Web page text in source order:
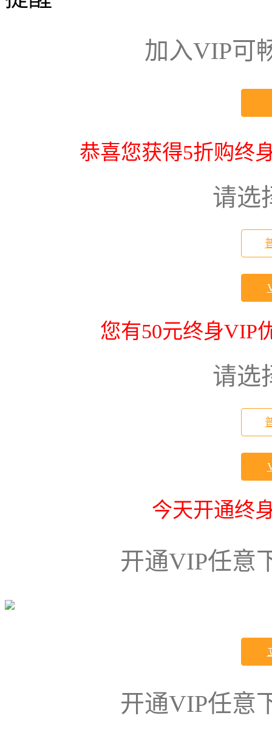
加入VIP可
恭喜您获得5折购终
请选
您有50元终身VIP
请选
今天开通终
开通VIP任意
开通VIP任意